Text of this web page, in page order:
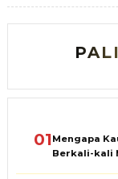
01Mengapa
Berkali-kali